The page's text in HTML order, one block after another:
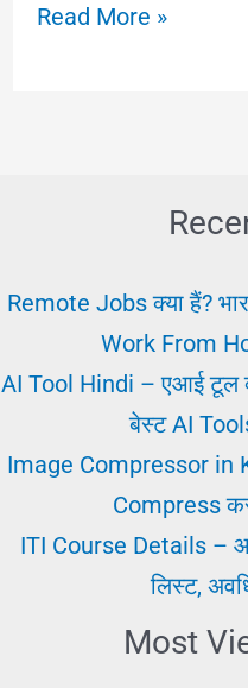
Safal
में
सफलता
पाने
उपाय
Read More »
Remote Jobs क्या हैं?
Work From
AI Tool Hindi – एआई टूल
बेस्ट AI
Image Compressor in
Compress
ITI Course Details –
लिस्ट,
Most